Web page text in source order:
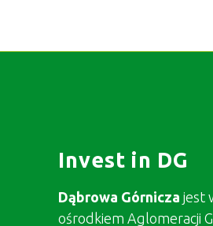
Invest in DG
Dąbrowa Górnicza jest
ośrodkiem Aglomeracji